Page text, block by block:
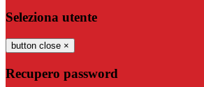
Seleziona utente
button close ×
Recupero password